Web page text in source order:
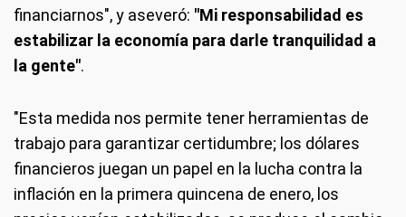
financiarnos", y aseveró: "Mi responsabilidad es
estabilizar la economía para darle tranquilidad a
la gente".
"Esta medida nos permite tener herramientas de
trabajo para garantizar certidumbre; los dólares
financieros juegan un papel en la lucha contra la
inflación en la primera quincena de enero, los